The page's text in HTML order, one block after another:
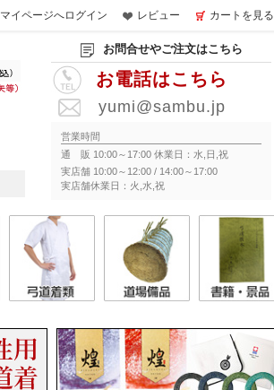
マイページへログイン レビュー カートを見る
お問合せやご注文はこちら
お電話はこちら
yumi@sambu.jp
営業時間
通 販 10:00～17:00 休業日：水,日,祝
実店舗 10:00～12:00 / 14:00～17:00
実店舗休業日：火,水,祝